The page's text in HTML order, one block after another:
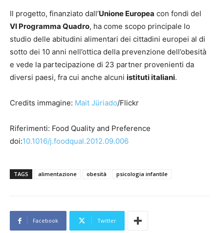
Il progetto, finanziato dall’Unione Europea con fondi del
VI Programma Quadro, ha come scopo principale lo
studio delle abitudini alimentari dei cittadini europei al di
sotto dei 10 anni nell’ottica della prevenzione dell’obesità
e vede la partecipazione di 23 partner provenienti da
diversi paesi, fra cui anche alcuni istituti italiani.
Credits immagine: Mait Jüriado/Flickr
Riferimenti: Food Quality and Preference
doi:10.1016/j.foodqual.2012.09.006
TAGS alimentazione obesità psicologia infantile
Facebook Twitter